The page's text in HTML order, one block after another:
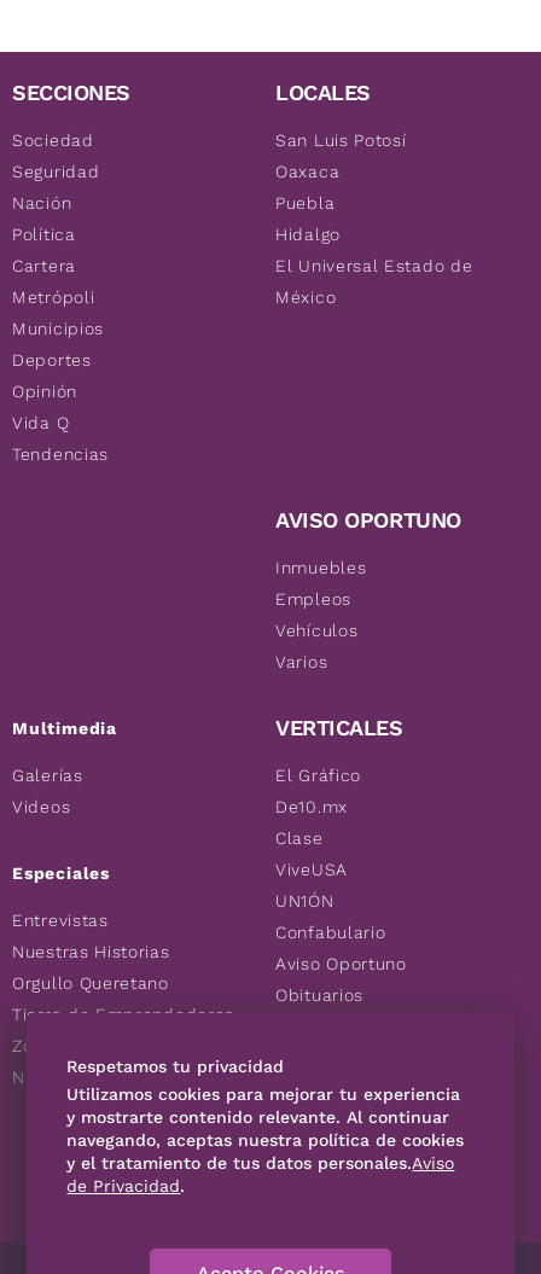
SECCIONES
Sociedad
Seguridad
Nación
Política
Cartera
Metrópoli
Municipios
Deportes
Opinión
Vida Q
Tendencias
Multimedia
Galerías
Videos
Especiales
Entrevistas
Nuestras Historias
Orgullo Queretano
Tierra de Emprendedores
Zoociales
Nuevos Queretanos
LOCALES
San Luis Potosí
Oaxaca
Puebla
Hidalgo
El Universal Estado de
México
AVISO OPORTUNO
Inmuebles
Empleos
Vehículos
Varios
VERTICALES
El Gráfico
De10.mx
Clase
ViveUSA
UN1ÓN
Confabulario
Aviso Oportuno
Obituarios
Consultas
SÍGUENOS
Respetamos tu privacidad
Utilizamos cookies para mejorar tu experiencia
y mostrarte contenido relevante. Al continuar
navegando, aceptas nuestra política de cookies
y el tratamiento de tus datos personales.Aviso
de Privacidad.